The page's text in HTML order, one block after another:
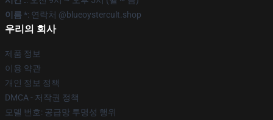
이름 *: 연락처 @blueoystercult.shop
우리의 회사
제품 정보
이용 약관
개인 정보 정책
DMCA - 저작권 정책
모델 번호: 공급망 투명성 행위